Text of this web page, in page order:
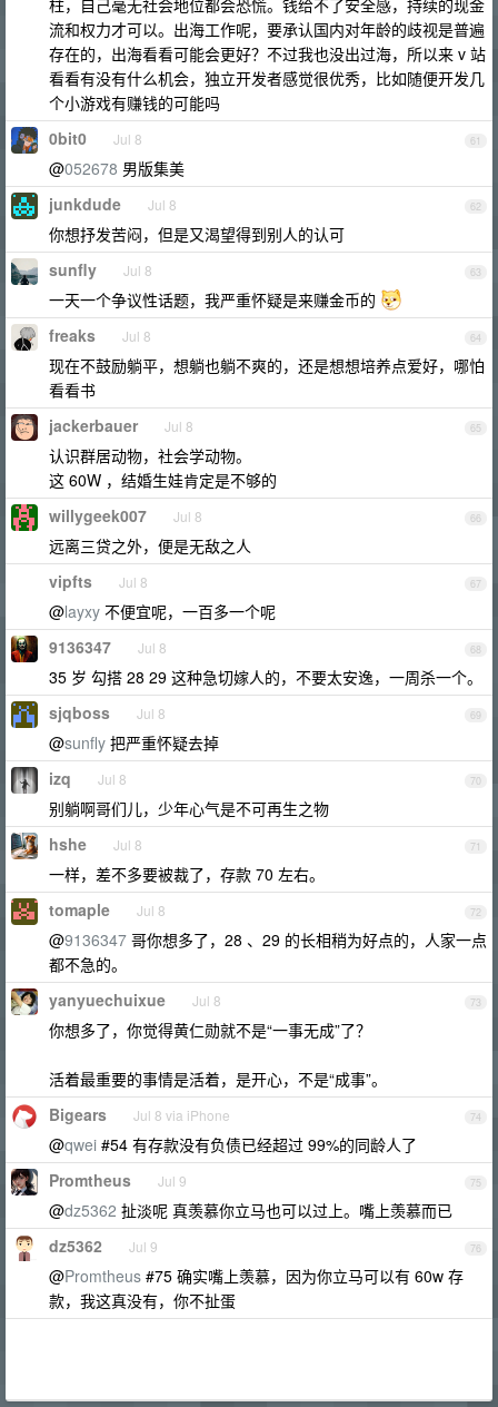
柱，自己毫无社会地位都会恐慌。钱给不了安全感，持续的现金
流和权力才可以。出海工作呢，要承认国内对年龄的歧视是普遍
存在的，出海看看可能会更好？不过我也没出过海，所以来 v 站
看看有没有什么机会，独立开发者感觉很优秀，比如随便开发几
个小游戏有赚钱的可能吗
61
0bit0 Jul 8
@052678 男版集美
62
junkdude Jul 8
你想抒发苦闷，但是又渴望得到别人的认可
63
sunfly Jul 8
一天一个争议性话题，我严重怀疑是来赚金币的
64
freaks Jul 8
现在不鼓励躺平，想躺也躺不爽的，还是想想培养点爱好，哪怕
看看书
65
jackerbauer Jul 8
认识群居动物，社会学动物。
这 60W ，结婚生娃肯定是不够的
66
willygeek007 Jul 8
远离三贷之外，便是无敌之人
67
vipfts Jul 8
@layxy 不便宜呢，一百多一个呢
68
9136347 Jul 8
35 岁 勾搭 28 29 这种急切嫁人的，不要太安逸，一周杀一个。
69
sjqboss Jul 8
@sunfly 把严重怀疑去掉
70
izq Jul 8
别躺啊哥们儿，少年心气是不可再生之物
71
hshe Jul 8
一样，差不多要被裁了，存款 70 左右。
72
tomaple Jul 8
@9136347 哥你想多了，28 、29 的长相稍为好点的，人家一点
都不急的。
73
yanyuechuixue Jul 8
你想多了，你觉得黄仁勋就不是“一事无成”了？
活着最重要的事情是活着，是开心，不是“成事”。
74
Bigears Jul 8 via iPhone
@qwei #54 有存款没有负债已经超过 99%的同龄人了
75
Promtheus Jul 9
@dz5362 扯淡呢 真羡慕你立马也可以过上。嘴上羡慕而已
76
dz5362 Jul 9
@Promtheus #75 确实嘴上羡慕，因为你立马可以有 60w 存
款，我这真没有，你不扯蛋